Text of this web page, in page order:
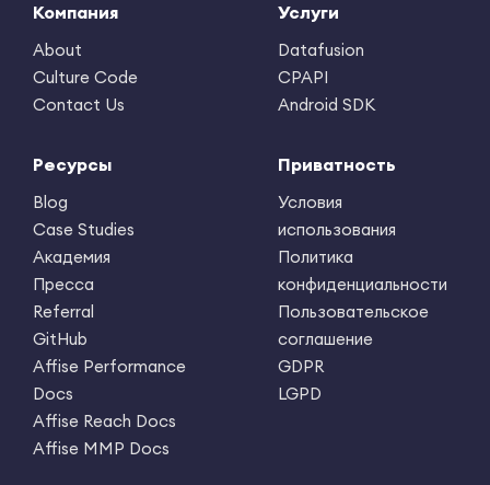
Компания
About
Culture Code
Contact Us
Услуги
Datafusion
CPAPI
Android SDK
Ресурсы
Blog
Case Studies
Академия
Пресса
Referral
GitHub
Affise Performance
Docs
Affise Reach Docs
Affise MMP Docs
Приватность
Условия
использования
Политика
конфиденциальности
Пользовательское
соглашение
GDPR
LGPD